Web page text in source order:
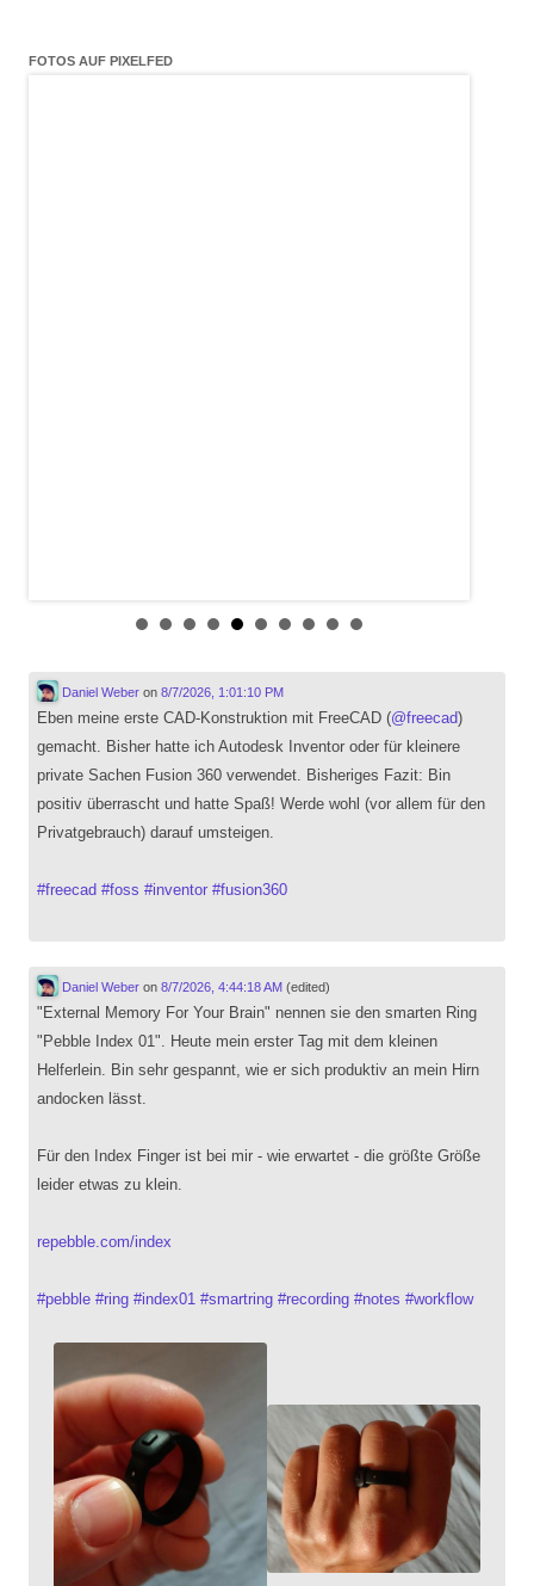
FOTOS AUF PIXELFED
Daniel Weberon 8/7/2026, 1:01:10 PM
Eben meine erste CAD-Konstruktion mit FreeCAD (@freecad)
gemacht. Bisher hatte ich Autodesk Inventor oder für kleinere
private Sachen Fusion 360 verwendet. Bisheriges Fazit: Bin
positiv überrascht und hatte Spaß! Werde wohl (vor allem für den
Privatgebrauch) darauf umsteigen.
#freecad #foss #inventor #fusion360
Daniel Weberon 8/7/2026, 4:44:18 AM (edited)
"External Memory For Your Brain" nennen sie den smarten Ring
"Pebble Index 01". Heute mein erster Tag mit dem kleinen
Helferlein. Bin sehr gespannt, wie er sich produktiv an mein Hirn
andocken lässt.
Für den Index Finger ist bei mir - wie erwartet - die größte Größe
leider etwas zu klein.
repebble.com/index
#pebble #ring #index01 #smartring #recording #notes #workflow